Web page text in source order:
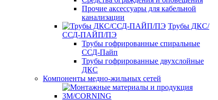
Прочие аксессуары для кабельной
канализации
Трубы ДКС/
ССД-ПАЙП/ПЭ
Трубы гофрированные спиральные
ССД-Пайп
Трубы гофрированные двухслойные
ДКС
Компоненты медно-жильных сетей